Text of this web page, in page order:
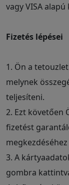
vagy VISA alapú
Fizetés lépései
1. Ön a
melynek
teljesíteni.
2. Ezt követően
fizetést
3. A
gombra